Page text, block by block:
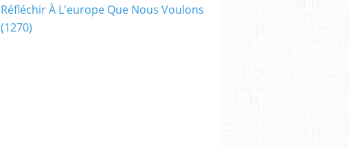
Réfléchir À L'europe Que Nous Voulons
(1270)